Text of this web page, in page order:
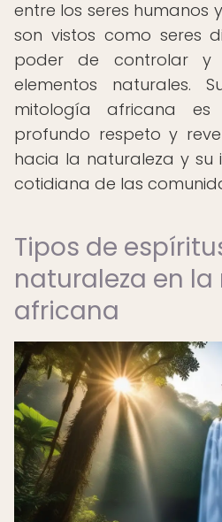
entre los seres humanos
son vistos como seres
poder de controlar
elementos naturales.
mitología africana
profundo respeto y
hacia la naturaleza y su
cotidiana de las
Tipos de
naturaleza en
africana